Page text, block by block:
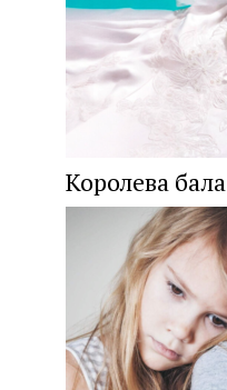
Королева бала